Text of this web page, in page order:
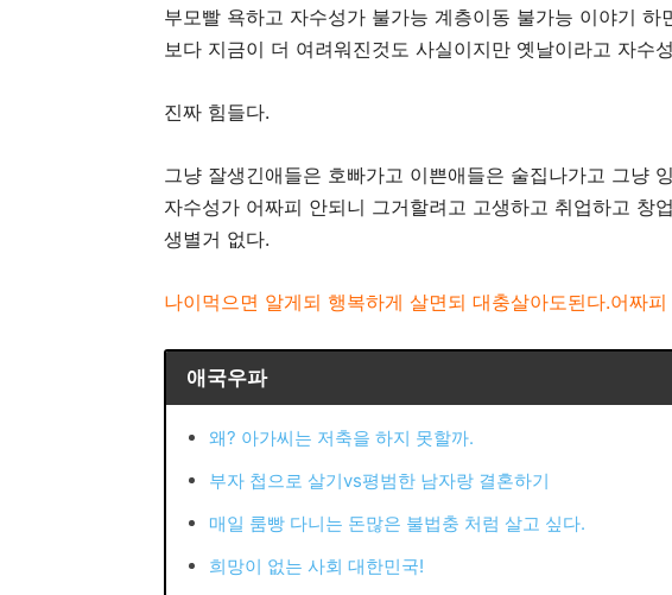
부모빨 욕하고 자수성가 불가능 계층이동 불가능 이야기
보다 지금이 더 여려워진것도 사실이지만 옛날이라고 자수
진짜 힘들다.
그냥 잘생긴애들은 호빠가고 이쁜애들은 술집나가고 그냥
자수성가 어짜피 안되니 그거할려고 고생하고 취업하고 창
생별거 없다.
나이먹으면 알게되 행복하게 살면되 대충살아도된다.어짜피
애국우파
왜? 아가씨는 저축을 하지 못할까.
부자 첩으로 살기vs평범한 남자랑 결혼하기
매일 룸빵 다니는 돈많은 불법충 처럼 살고 싶다.
희망이 없는 사회 대한민국!